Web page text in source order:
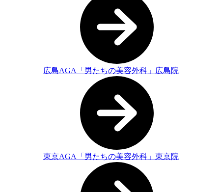
広島AGA「男たちの美容外科」広島院
東京AGA「男たちの美容外科」東京院